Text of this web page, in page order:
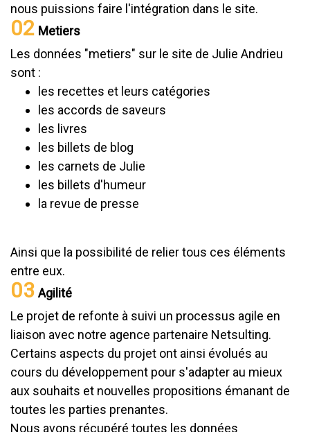
nous puissions faire l'intégration dans le site.
02 Metiers
Les données "metiers" sur le site de Julie Andrieu
sont :
les recettes et leurs catégories
les accords de saveurs
les livres
les billets de blog
les carnets de Julie
les billets d'humeur
la revue de presse
Ainsi que la possibilité de relier tous ces éléments
entre eux.
03 Agilité
Le projet de refonte à suivi un processus agile en
liaison avec notre agence partenaire Netsulting.
Certains aspects du projet ont ainsi évolués au
cours du développement pour s'adapter au mieux
aux souhaits et nouvelles propositions émanant de
toutes les parties prenantes.
Nous avons récupéré toutes les données